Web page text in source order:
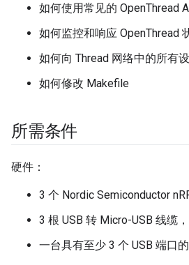
如何使用常见的 OpenThread
如何监控和响应 OpenThread
如何向 Thread 网络中的所有
如何修改 Makefile
所需条件
硬件：
3 个 Nordic Semiconductor
3 根 USB 转 Micro-USB 线缆
一台具有至少 3 个 USB 端口